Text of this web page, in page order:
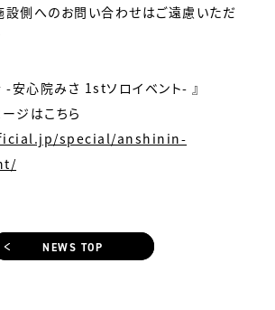
側へのお問い合わせはご遠慮いただ
-安心院みさ 1stソロイベント- 』
ジはこちら
special/anshinin-
NEWS TOP